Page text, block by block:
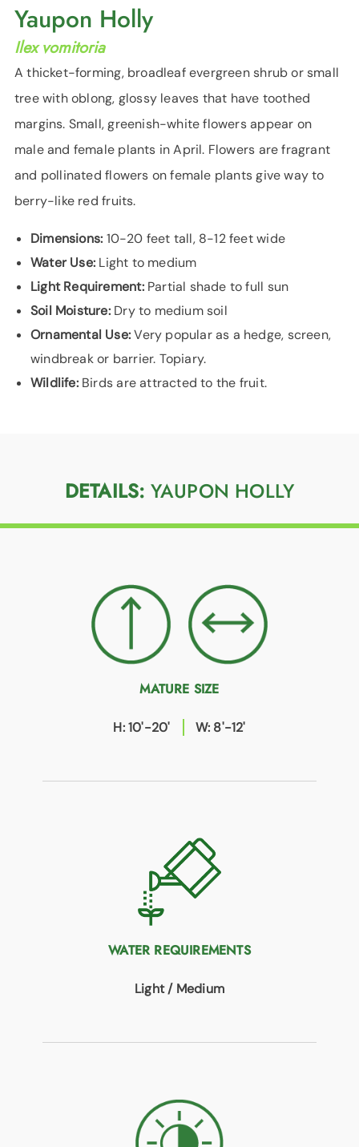
Yaupon Holly
Ilex vomitoria
A thicket-forming, broadleaf evergreen shrub or small
tree with oblong, glossy leaves that have toothed
margins. Small, greenish-white flowers appear on
male and female plants in April. Flowers are fragrant
and pollinated flowers on female plants give way to
berry-like red fruits.
Dimensions: 10-20 feet tall, 8-12 feet wide
Water Use: Light to medium
Light Requirement:Partial shade to full sun
Soil Moisture:Dry to medium soil
Ornamental Use:Very popular as a hedge, screen,
windbreak or barrier. Topiary.
Wildlife:Birds are attracted to the fruit.
DETAILS: YAUPON HOLLY
MATURE SIZE
H: 10'-20' W: 8'-12'
WATER REQUIREMENTS
Light / Medium